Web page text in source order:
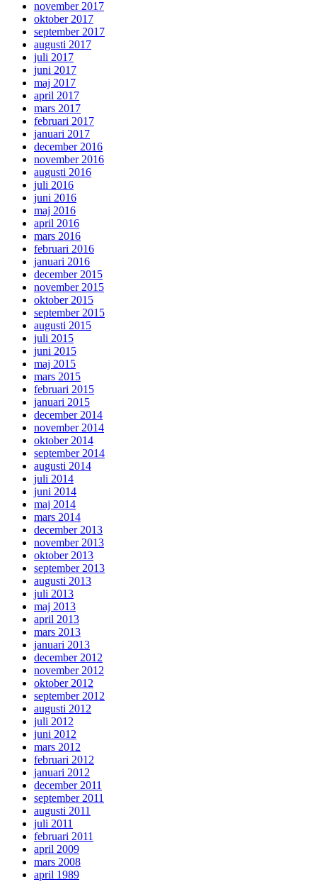
november 2017
oktober 2017
september 2017
augusti 2017
juli 2017
juni 2017
maj 2017
april 2017
mars 2017
februari 2017
januari 2017
december 2016
november 2016
augusti 2016
juli 2016
juni 2016
maj 2016
april 2016
mars 2016
februari 2016
januari 2016
december 2015
november 2015
oktober 2015
september 2015
augusti 2015
juli 2015
juni 2015
maj 2015
mars 2015
februari 2015
januari 2015
december 2014
november 2014
oktober 2014
september 2014
augusti 2014
juli 2014
juni 2014
maj 2014
mars 2014
december 2013
november 2013
oktober 2013
september 2013
augusti 2013
juli 2013
maj 2013
april 2013
mars 2013
januari 2013
december 2012
november 2012
oktober 2012
september 2012
augusti 2012
juli 2012
juni 2012
mars 2012
februari 2012
januari 2012
december 2011
september 2011
augusti 2011
juli 2011
februari 2011
april 2009
mars 2008
april 1989